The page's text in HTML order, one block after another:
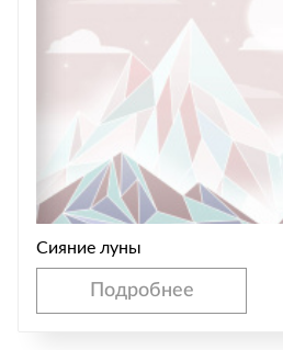
Сияние луны
Подробнее